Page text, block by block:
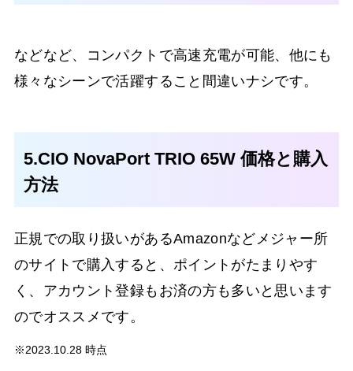
などなど、コンパクトで高速充電が可能、他にも
様々なシーンで活躍すること間違いナシです。
5.CIO NovaPort TRIO 65W 価格と購入
方法
正規での取り扱いがあるAmazonなどメジャー所
のサイトで購入すると、ポイントがたまりやす
く、アカウント登録もお済の方も多いと思います
のでオススメです。
※2023.10.28 時点